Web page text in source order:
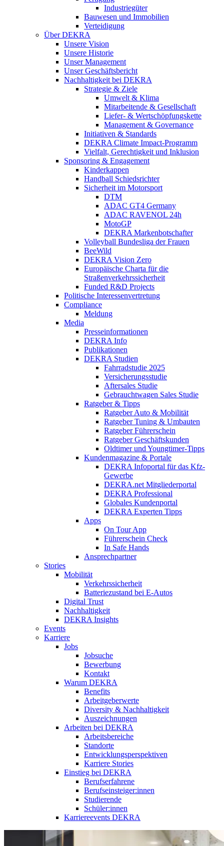
Industriegüter
Bauwesen und Immobilien
Verteidigung
Über DEKRA
Unsere Vision
Unsere Historie
Unser Management
Unser Geschäftsbericht
Nachhaltigkeit bei DEKRA
Strategie & Ziele
Umwelt & Klima
Mitarbeitende & Gesellschaft
Liefer- & Wertschöpfungskette
Management & Governance
Initiativen & Standards
DEKRA Climate Impact-Programm
Vielfalt, Gerechtigkeit und Inklusion​
Sponsoring & Engagement
Kinderkappen
Handball Schiedsrichter
Sicherheit im Motorsport
DTM
ADAC GT4 Germany
ADAC RAVENOL 24h
MotoGP
DEKRA Markenbotschafter
Volleyball Bundesliga der Frauen
BeeWild
DEKRA Vision Zero
Europäische Charta für die
Straßenverkehrssicherheit
Funded R&D Projects
Politische Interessenvertretung
Compliance
Meldung
Media
Presseinformationen
DEKRA Info
Publikationen
DEKRA Studien
Fahrradstudie 2025
Versicherungsstudie
Aftersales Studie
Gebrauchtwagen Sales Studie
Ratgeber & Tipps
Ratgeber Auto & Mobilität
Ratgeber Tuning & Umbauten
Ratgeber Führerschein
Ratgeber Geschäftskunden
Oldtimer und Youngtimer-Tipps
Kundenmagazine & Portale
DEKRA Infoportal für das Kfz-
Gewerbe
DEKRA.net Mitgliederportal
DEKRA Professional
Globales Kundenportal
DEKRA Experten Tipps
Apps
On Tour App
Führerschein Check
In Safe Hands
Ansprechpartner
Stories
Mobilität
Verkehrssicherheit
Batteriezustand bei E-Autos
Digital Trust
Nachhaltigkeit
DEKRA Insights
Events
Karriere
Jobs
Jobsuche
Bewerbung
Kontakt
Warum DEKRA
Benefits
Arbeitgeberwerte
Diversity & Nachhaltigkeit
Auszeichnungen
Arbeiten bei DEKRA
Arbeitsbereiche
Standorte
Entwicklungsperspektiven
Karriere Stories
Einstieg bei DEKRA
Berufserfahrene
Berufseinsteiger:innen
Studierende
Schüler:innen
Karriereevents DEKRA